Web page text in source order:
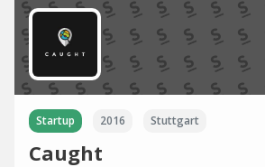
Startup 2016 Stuttgart
Caught